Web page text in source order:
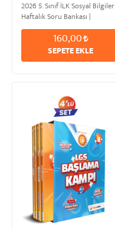
2026 5. Sınıf İLK Sosyal Bilgiler
Haftalık Soru Bankası |
Komisyon
160,00
SEPETE EKLE